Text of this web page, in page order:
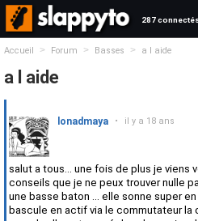
287
Accueil > Forum > Basses > a l aide
a l aide
lonadmaya • il y a 18 ans
salut a tous... une fois de plus je viens
conseils que je ne peux trouver nulle
une basse baton ... elle sonne super
bascule en actif via le commutateur la